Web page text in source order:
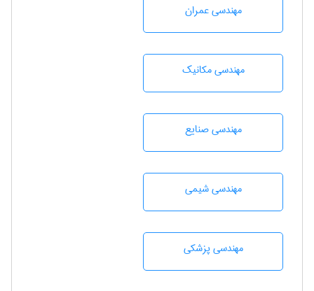
مهندسی عمران
مهندسی مکانیک
مهندسی صنايع
مهندسي شيمی
مهندسی پزشکی